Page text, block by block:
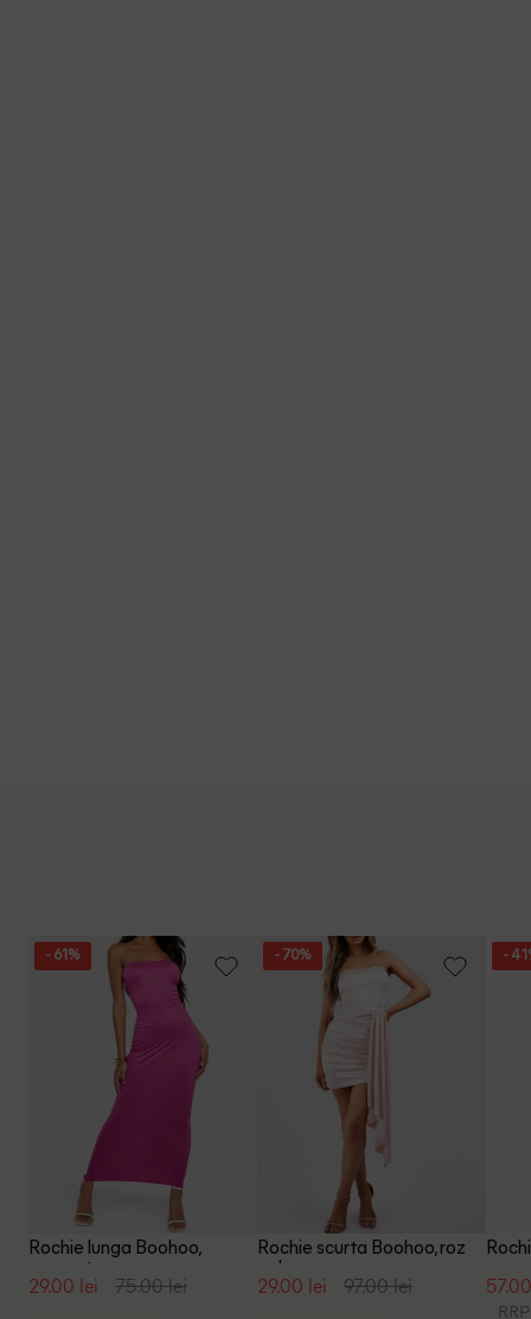
- 61%
Rochie lunga Boohoo,
magenta
29.00 lei 75.00 lei
- 70%
Rochie scurta Boohoo, roz
pal
29.00 lei 97.00 lei
-